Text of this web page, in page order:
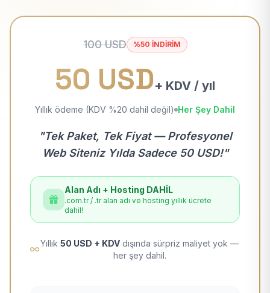
100 USD %50 İNDİRİM
50 USD+ KDV / yıl
Yıllık ödeme (KDV %20 dahil değil) Her Şey Dahil
"Tek Paket, Tek Fiyat — Profesyonel
Web Siteniz Yılda Sadece 50 USD!"
Alan Adı + Hosting DAHİL
.com.tr / .tr alan adı ve hosting yıllık ücrete
dahil!
Yıllık 50 USD + KDV dışında sürpriz maliyet yok —
her şey dahil.